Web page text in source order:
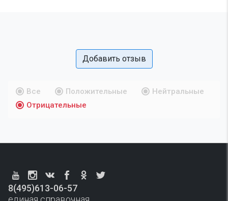
Добавить отзыв
Все Положительные
Нейтральные
Отрицательные
8(495)613-06-57